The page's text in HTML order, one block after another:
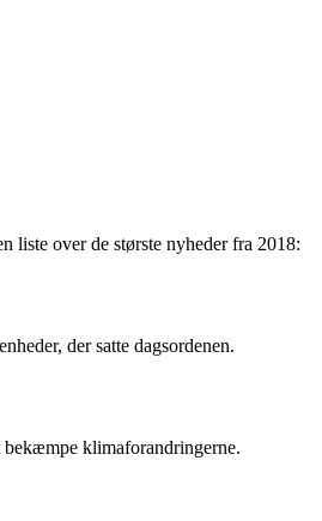
liste over de største nyheder fra 2018:
der satte dagsordenen.
klimaforandringerne.